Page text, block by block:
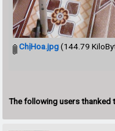
ChịHoa.jpg(144.79
The following users thanked